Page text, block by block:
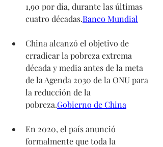
1,90 por día, durante las últimas
cuatro décadas.Banco Mundial
China alcanzó el objetivo de
erradicar la pobreza extrema
década y media antes de la meta
de la Agenda 2030 de la ONU para
la reducción de la
pobreza.Gobierno de China
En 2020, el país anunció
formalmente que toda la